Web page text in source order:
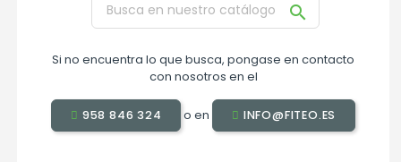

Si no encuentra lo que busca, pongase en contacto
con nosotros en el
958 846 324 o en INFO@FITEO.ES